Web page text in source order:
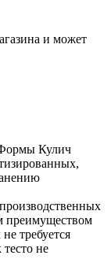
и может
Формы Кулич
преимуществом
требуется
не